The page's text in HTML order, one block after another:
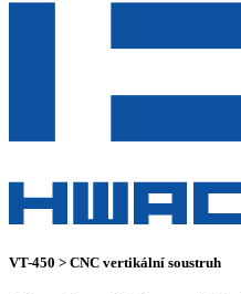
VT-450 > CNC vertikální soustruh